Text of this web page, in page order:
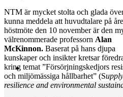
NTM är mycket stolta och glada
kunna meddela att huvudtalare på
höstmöte den 10 november är den
välrenommerade professorn Alan
McKinnon. Baserat på hans djupa
kunskaper och insikter kretsar
kring temat ”Försörjningskedjors
och miljömässiga hållbarhet” (S
resilience and environmental